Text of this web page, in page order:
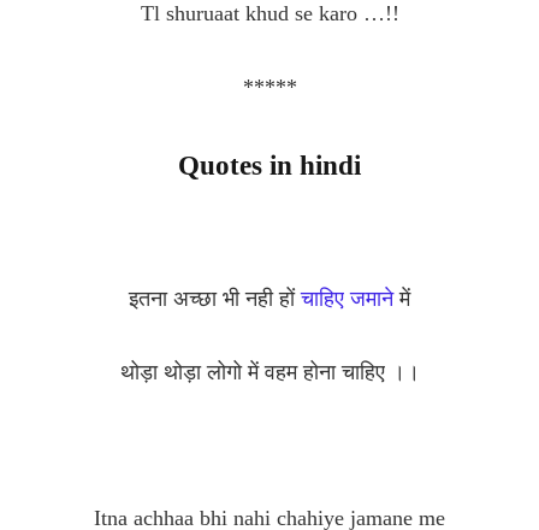
Tl shuruaat khud se karo …!!
*****
Quotes in hindi
इतना अच्छा भी नही होंचाहिए जमानेमें
थोड़ा थोड़ा लोगो में वहम होना चाहिए ।।
Itna achhaa bhi nahi chahiye jamane me